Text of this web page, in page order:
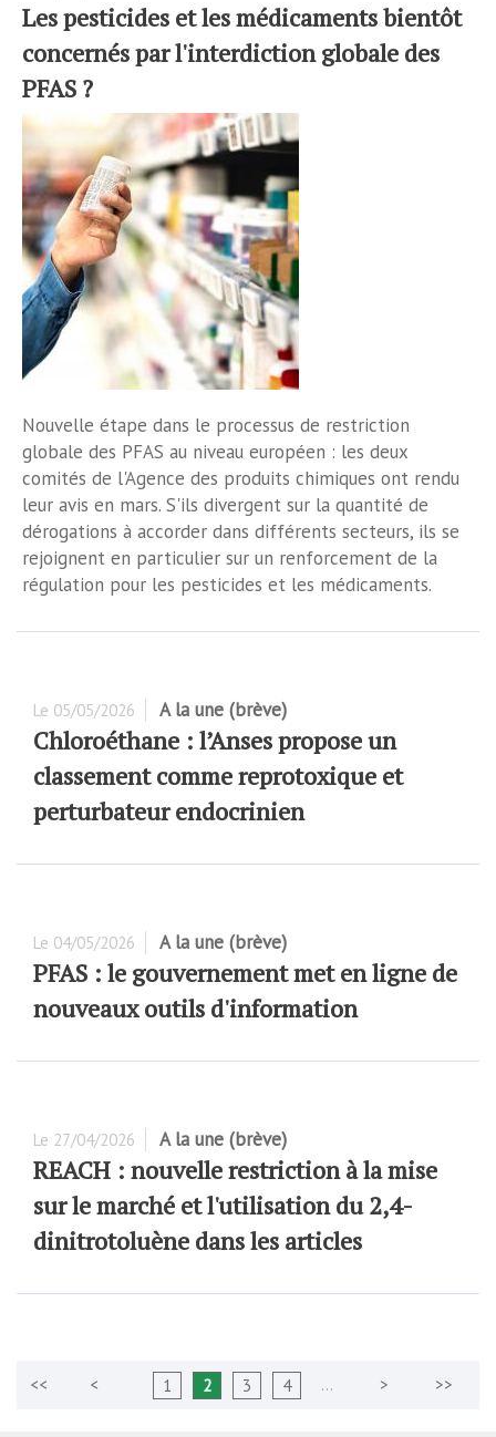
Les pesticides et les médicaments bientôt
concernés par l'interdiction globale des
PFAS ?
Nouvelle étape dans le processus de restriction
globale des PFAS au niveau européen : les deux
comités de l'Agence des produits chimiques ont rendu
leur avis en mars. S'ils divergent sur la quantité de
dérogations à accorder dans différents secteurs, ils se
rejoignent en particulier sur un renforcement de la
régulation pour les pesticides et les médicaments.
Le 05/05/2026 A la une (brève)
Chloroéthane : l’Anses propose un
classement comme reprotoxique et
perturbateur endocrinien
Le 04/05/2026 A la une (brève)
PFAS : le gouvernement met en ligne de
nouveaux outils d'information
Le 27/04/2026 A la une (brève)
REACH : nouvelle restriction à la mise
sur le marché et l'utilisation du 2,4-
dinitrotoluène dans les articles
1 2 3 4 …